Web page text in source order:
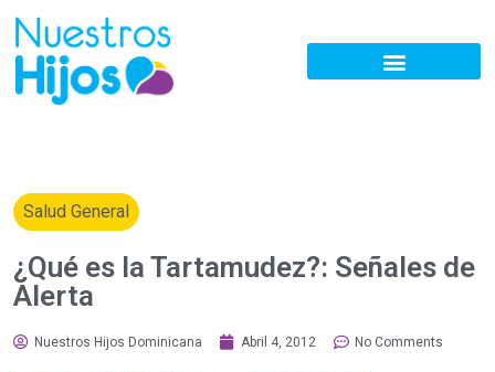
Salud General
¿Qué es la Tartamudez?: Señales de
Alerta
Nuestros Hijos Dominicana Abril 4, 2012 No Comments